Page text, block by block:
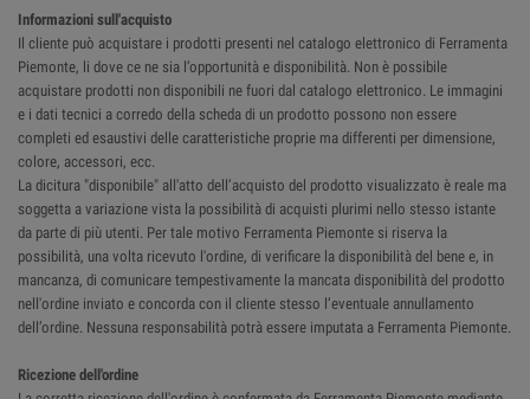
Informazioni sull'acquisto
Il cliente può acquistare i prodotti presenti nel catalogo elettronico di Ferramenta
Piemonte, li dove ce ne sia l’opportunità e disponibilità. Non è possibile
acquistare prodotti non disponibili ne fuori dal catalogo elettronico. Le immagini
e i dati tecnici a corredo della scheda di un prodotto possono non essere
completi ed esaustivi delle caratteristiche proprie ma differenti per dimensione,
colore, accessori, ecc.
La dicitura "disponibile" all'atto dell’acquisto del prodotto visualizzato è reale ma
soggetta a variazione vista la possibilità di acquisti plurimi nello stesso istante
da parte di più utenti. Per tale motivo Ferramenta Piemonte si riserva la
possibilità, una volta ricevuto l'ordine, di verificare la disponibilità del bene e, in
mancanza, di comunicare tempestivamente la mancata disponibilità del prodotto
nell'ordine inviato e concorda con il cliente stesso l’eventuale annullamento
dell’ordine. Nessuna responsabilità potrà essere imputata a Ferramenta Piemonte.
Ricezione dell'ordine